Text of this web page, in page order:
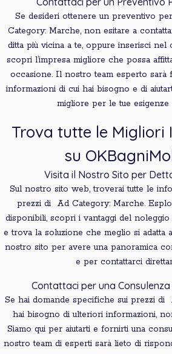
Se desideri ottenere un preventivo
Category: Marche, non esitare a
ditta più vicina a te, oppure inserisci nel
scopri l’impresa migliore che possa
occasione. Il nostro team esperto sarà
informazioni di cui hai bisogno e di
migliore per le tue esigenze
Trova tutte le Migliori
su
Visita il Nostro Sito per
Sul nostro sito web, troverai tutte le
prezzi di Ad Category: Marche.
disponibili, scopri i vantaggi del
e trova la soluzione che meglio si adatta
nostro sito per avere una panoramica
e per contattarci
Contattaci per una
Se hai domande specifiche sui prezzi di
hai bisogno di ulteriori informazioni,
Siamo qui per aiutarti e fornirti una
nostro team di esperti sarà lieto di